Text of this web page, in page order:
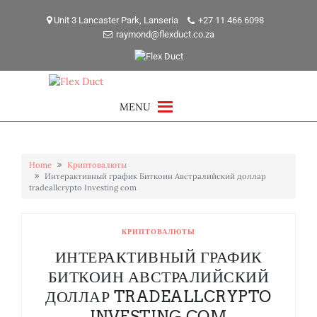
Unit 3 Lancaster Park, Lanseria
+27 11 466 6098
raymond@flexduct.co.za
MENU
Home
Криптовалюты
Интерактивный график Биткоин Австралийский доллар
tradeallcrypto Investing com
КРИПТОВАЛЮТЫ
ИНТЕРАКТИВНЫЙ ГРАФИК
БИТКОИН АВСТРАЛИЙСКИЙ
ДОЛЛАР TRADEALLCRYPTO